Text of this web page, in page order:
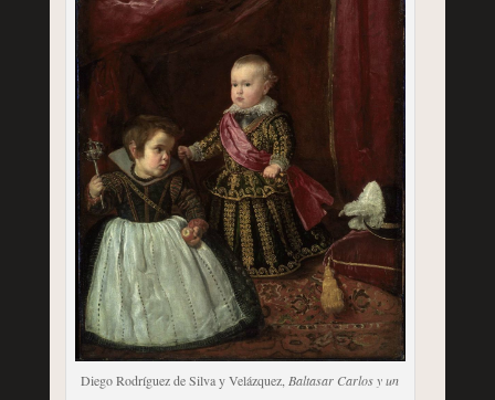
Diego Rodríguez de Silva y Velázquez, Baltasar Carlos y un